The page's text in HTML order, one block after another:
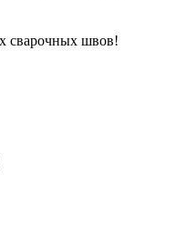
сварочных швов!